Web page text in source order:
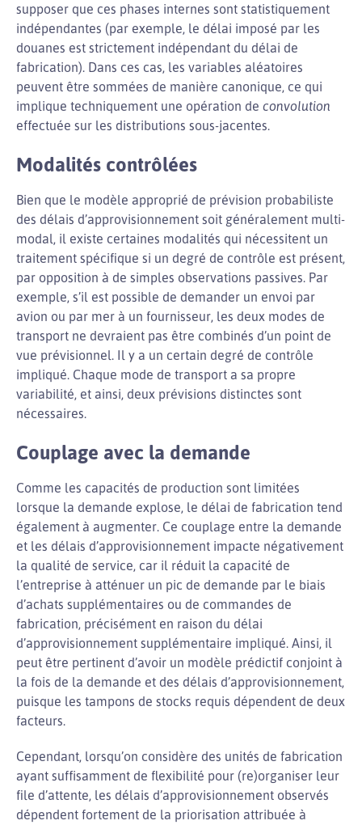
supposer que ces phases internes sont statistiquement
indépendantes (par exemple, le délai imposé par les
douanes est strictement indépendant du délai de
fabrication). Dans ces cas, les variables aléatoires
peuvent être sommées de manière canonique, ce qui
implique techniquement une opération de convolution
effectuée sur les distributions sous-jacentes.
Modalités contrôlées
Bien que le modèle approprié de prévision probabiliste
des délais d’approvisionnement soit généralement multi-
modal, il existe certaines modalités qui nécessitent un
traitement spécifique si un degré de contrôle est présent,
par opposition à de simples observations passives. Par
exemple, s’il est possible de demander un envoi par
avion ou par mer à un fournisseur, les deux modes de
transport ne devraient pas être combinés d’un point de
vue prévisionnel. Il y a un certain degré de contrôle
impliqué. Chaque mode de transport a sa propre
variabilité, et ainsi, deux prévisions distinctes sont
nécessaires.
Couplage avec la demande
Comme les capacités de production sont limitées
lorsque la demande explose, le délai de fabrication tend
également à augmenter. Ce couplage entre la demande
et les délais d’approvisionnement impacte négativement
la qualité de service, car il réduit la capacité de
l’entreprise à atténuer un pic de demande par le biais
d’achats supplémentaires ou de commandes de
fabrication, précisément en raison du délai
d’approvisionnement supplémentaire impliqué. Ainsi, il
peut être pertinent d’avoir un modèle prédictif conjoint à
la fois de la demande et des délais d’approvisionnement,
puisque les tampons de stocks requis dépendent de deux
facteurs.
Cependant, lorsqu’on considère des unités de fabrication
ayant suffisamment de flexibilité pour (re)organiser leur
file d’attente, les délais d’approvisionnement observés
dépendent fortement de la priorisation attribuée à